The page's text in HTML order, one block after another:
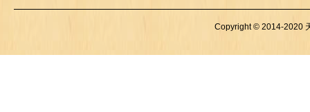
Copyright © 2014-2020